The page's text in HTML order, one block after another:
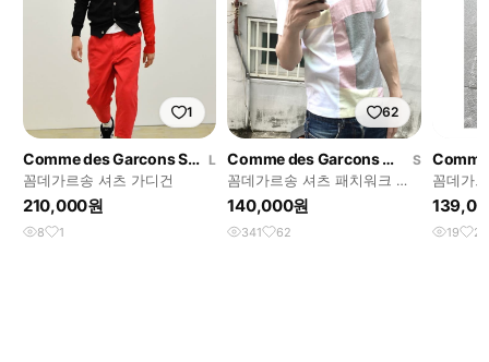
1
Comme des Garcons Shirt L
꼼데가르송 셔츠 가디건
210,000원
8 1
62
Comme des Garcons Shirt
S
꼼데가르송 셔츠 패치워크 반
팔 티셔츠
140,000원
341 62
꼼데가
리 레드
19 2